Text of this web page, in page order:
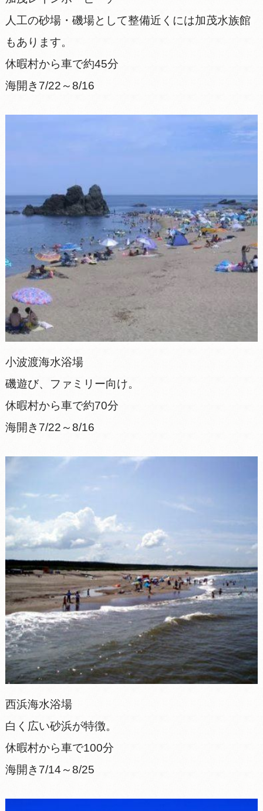
人工の砂場・磯場として整備近くには加茂水族館
もあります。
休暇村から車で約45分
海開き7/22～8/16
小波渡海水浴場
磯遊び、ファミリー向け。
休暇村から車で約70分
海開き7/22～8/16
西浜海水浴場
白く広い砂浜が特徴。
休暇村から車で100分
海開き7/14～8/25